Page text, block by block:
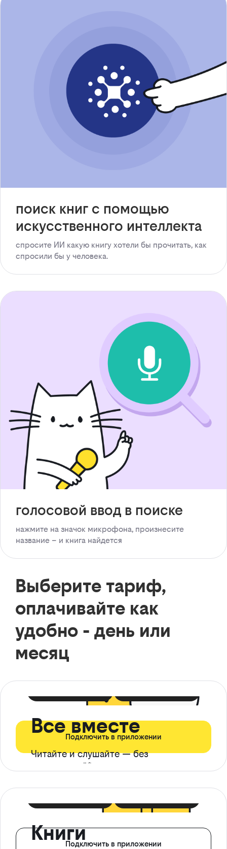
поиск книг с помощью
искусственного интеллекта
спросите ИИ какую книгу хотели бы прочитать, как
спросили бы у человека.
голосовой ввод в поиске
нажмите на значок микрофона, произнесите
название – и книга найдется
Выберите тариф,
оплачивайте как
удобно - день или
месяц
Все вместе
Читайте и слушайте — без
ограничений*
Подключить в приложении
КнигиПодключить в приложении